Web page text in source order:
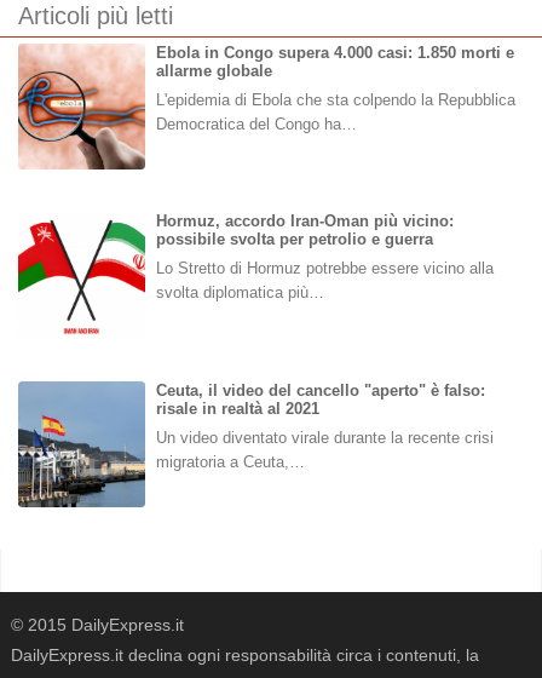
Articoli più letti
Ebola in Congo supera 4.000 casi: 1.850 morti e
allarme globale
L'epidemia di Ebola che sta colpendo la Repubblica
Democratica del Congo ha…
Hormuz, accordo Iran-Oman più vicino:
possibile svolta per petrolio e guerra
Lo Stretto di Hormuz potrebbe essere vicino alla
svolta diplomatica più…
Ceuta, il video del cancello "aperto" è falso:
risale in realtà al 2021
Un video diventato virale durante la recente crisi
migratoria a Ceuta,…
© 2015 DailyExpress.it
DailyExpress.it declina ogni responsabilità circa i contenuti, la